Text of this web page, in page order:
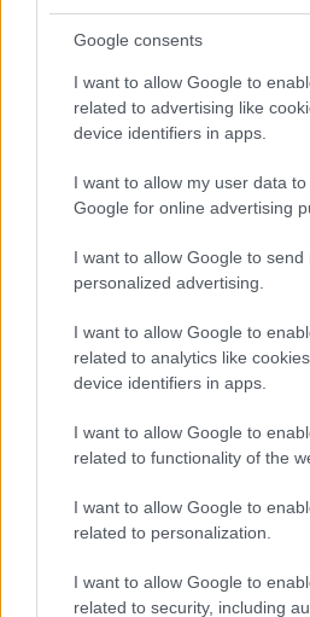
Google consents
I want to allow Google to
related to advertising like
device identifiers in apps.
I want to allow my user data
Google for online advertising
I want to allow Google to send
personalized advertising.
I want to allow Google to
related to analytics like
device identifiers in apps.
I want to allow Google to
related to functionality of the
I want to allow Google to
related to personalization.
I want to allow Google to
related to security, including
I nostri cari
I nostri cari
Giovannimaria Cabras
Invia un Comunicato Stampa